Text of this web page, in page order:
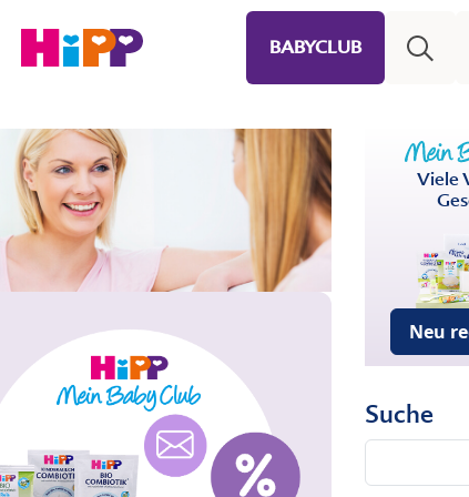
BABYCLUB
Viele
Neu
Suche